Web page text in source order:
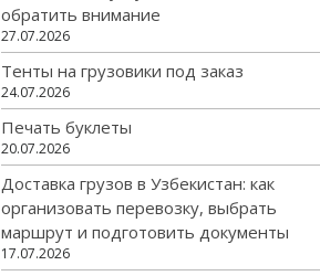
обратить внимание
27.07.2026
Тенты на грузовики под заказ
24.07.2026
Печать буклеты
20.07.2026
Доставка грузов в Узбекистан: как
организовать перевозку, выбрать
маршрут и подготовить документы
17.07.2026